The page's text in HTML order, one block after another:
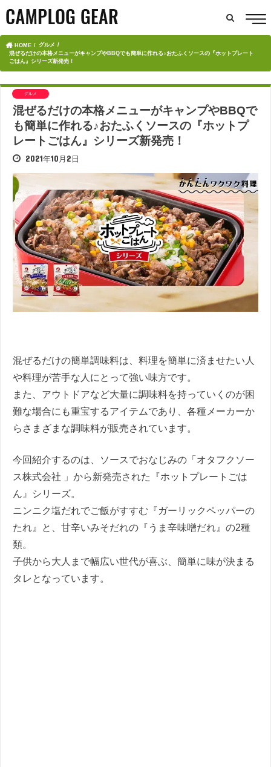
HOME
グルメ
混ぜるだけの本格メニューがキャンプやBBQでも簡単に作れる♪おたふくソースの『ホットプレート
ごはん』シリーズ新発売！
グルメ
混ぜるだけの本格メニューがキャンプやBBQで
も簡単に作れる♪おたふくソースの『ホットプ
レートごはん』シリーズ新発売！
2021年10月2日
混ぜるだけの簡単調味料は、料理を簡単に済ませたい人
や料理が苦手な人にとって強い味方です。
また、アウトドアなど大量に調味料を持っていくのが困
難な場合にも重宝するアイテムであり、各種メーカーか
らさまざまな調味料が販売されています。
今回紹介するのは、ソースでおなじみの「オタフクソー
ス株式会社 」から新発売された『ホットプレートごは
ん』シリーズ。
ニンニク塩だれでご飯がすすむ『ガーリックペッパーの
たれ』と、甘辛いみそだれの『うま辛味噌だれ』の2種
類。
子供から大人まで幅広い世代が喜ぶ、簡単に味が決まる
タレとなっています。